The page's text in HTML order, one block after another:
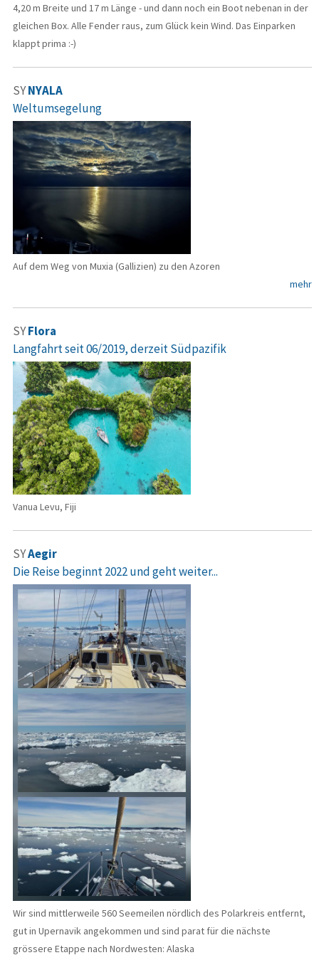
4,20 m Breite und 17 m Länge - und dann noch ein Boot nebenan in der
gleichen Box. Alle Fender raus, zum Glück kein Wind. Das Einparken
klappt prima :-)
SYNYALA
Weltumsegelung
Auf dem Weg von Muxia (Gallizien) zu den Azoren
mehr
SYFlora
Langfahrt seit 06/2019, derzeit Südpazifik
Vanua Levu, Fiji
SYAegir
Die Reise beginnt 2022 und geht weiter...
Wir sind mittlerweile 560 Seemeilen nördlich des Polarkreis entfernt,
gut in Upernavik angekommen und sind parat für die nächste
grössere Etappe nach Nordwesten: Alaska